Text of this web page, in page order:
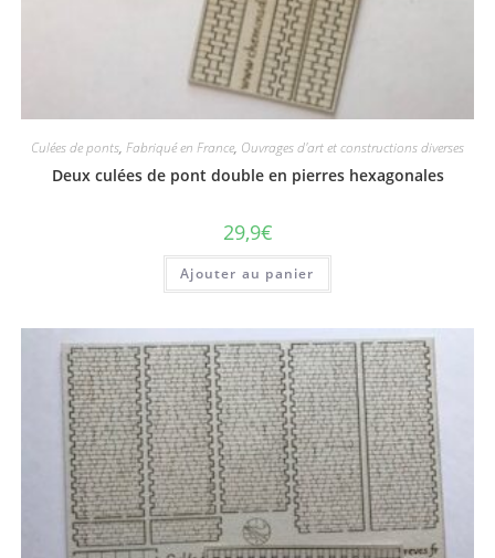
Culées de ponts, Fabriqué en France, Ouvrages d'art et constructions diverses
Deux culées de pont double en pierres hexagonales
29,9€
Ajouter au panier